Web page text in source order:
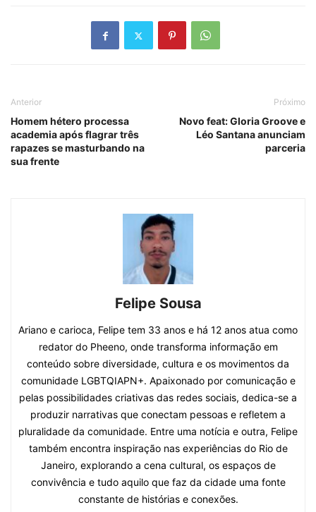
Anterior
Homem hétero processa
academia após flagrar três
rapazes se masturbando na
sua frente
Próximo
Novo feat: Gloria Groove e
Léo Santana anunciam
parceria
Felipe Sousa
Ariano e carioca, Felipe tem 33 anos e há 12 anos atua como
redator do Pheeno, onde transforma informação em
conteúdo sobre diversidade, cultura e os movimentos da
comunidade LGBTQIAPN+. Apaixonado por comunicação e
pelas possibilidades criativas das redes sociais, dedica-se a
produzir narrativas que conectam pessoas e refletem a
pluralidade da comunidade. Entre uma notícia e outra, Felipe
também encontra inspiração nas experiências do Rio de
Janeiro, explorando a cena cultural, os espaços de
convivência e tudo aquilo que faz da cidade uma fonte
constante de histórias e conexões.